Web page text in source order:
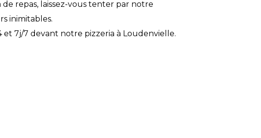
repas, laissez-vous tenter par notre
inimitables.
7j/7 devant notre pizzeria à Loudenvielle.